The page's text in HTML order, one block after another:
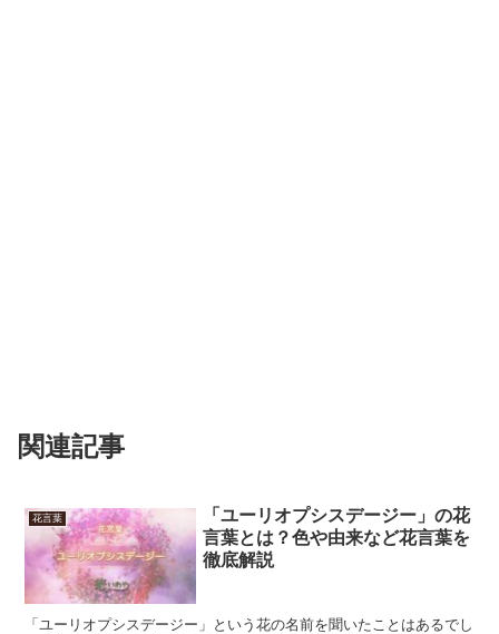
関連記事
花言葉
「ユーリオプシスデージー」の花
言葉とは？色や由来など花言葉を
徹底解説
「ユーリオプシスデージー」という花の名前を聞いたことはあるでし